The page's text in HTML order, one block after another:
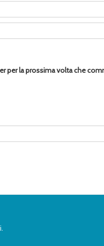
per la prossima volta che